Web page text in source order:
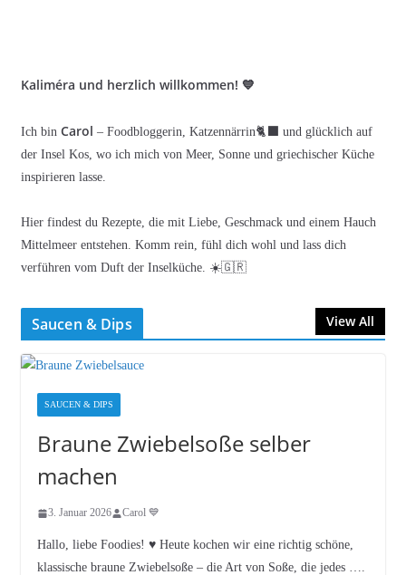
Kaliméra und herzlich willkommen! 💙
Ich bin Carol – Foodbloggerin, Katzennärrin🐈‍⬛ und glücklich auf
der Insel Kos, wo ich mich von Meer, Sonne und griechischer Küche
inspirieren lasse.
Hier findest du Rezepte, die mit Liebe, Geschmack und einem Hauch
Mittelmeer entstehen. Komm rein, fühl dich wohl und lass dich
verführen vom Duft der Inselküche. ☀️🇬🇷
Saucen & Dips View All
SAUCEN & DIPS
Braune Zwiebelsoße selber
machen
3. Januar 2026 Carol 💙
Hallo, liebe Foodies! ♥︎ Heute kochen wir eine richtig schöne,
klassische braune Zwiebelsoße – die Art von Soße, die jedes ….